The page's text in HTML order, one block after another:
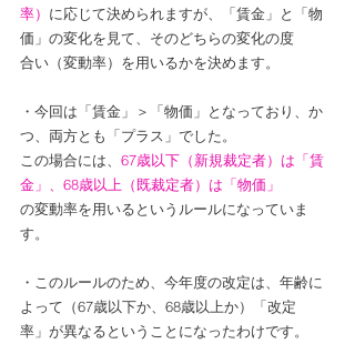
率） に応じて決められますが、「賃金」と「物
価」の変化を見て、そのどちらの変化の度
合い（変動率）を用いるかを決めます。
・今回は「賃金」＞「物価」となっており、か
つ、両方とも「プラス」でした。
この場合には、 67歳以下（新規裁定者）は「賃
金」、68歳以上（既裁定者）は「物価」
の変動率を用いるというルールになっていま
す。
・このルールのため、今年度の改定は、年齢に
よって（67歳以下か、68歳以上か）「改定
率」が異なるということになったわけです。